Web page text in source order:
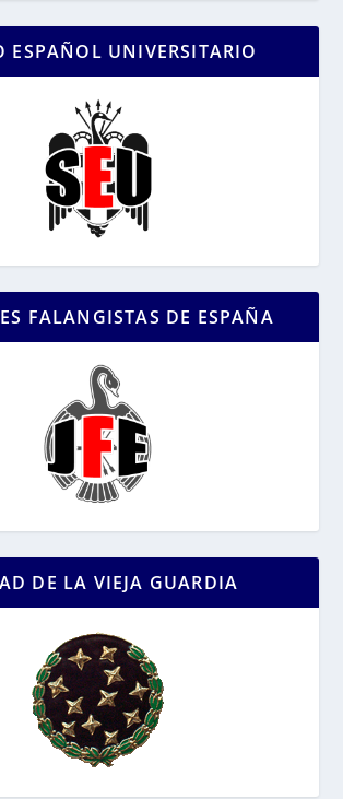
ESPAÑOL UNIVERSITARIO
FALANGISTAS DE ESPAÑA
DE LA VIEJA GUARDIA